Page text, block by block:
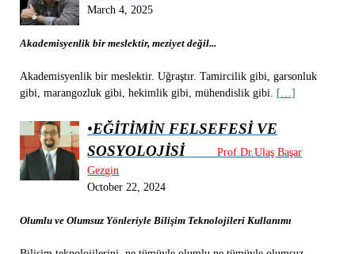
March 4, 2025
Akademisyenlik bir meslektir, meziyet değil...
Akademisyenlik bir meslektir. Uğraştır. Tamircilik gibi, garsonluk
gibi, marangozluk gibi, hekimlik gibi, mühendislik gibi.
[…]
•EĞİTİMİN FELSEFESİ VE
SOSYOLOJİSİ
Prof.Dr.Ulaş Başar
Gezgin
October 22, 2024
Olumlu ve Olumsuz Yönleriyle Bilişim Teknolojileri Kullanımı